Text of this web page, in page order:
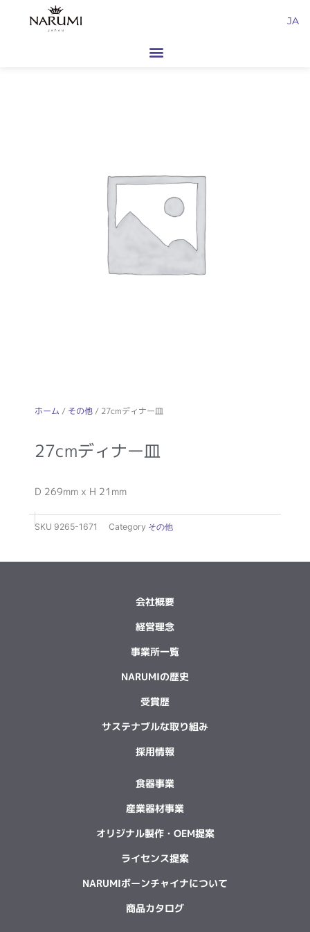
JA
ホーム / その他/ 27cmディナー皿
27cmディナー皿
D 269mm x H 21mm
SKU 9265-1671 Category その他
会社概要
経営理念
事業所一覧
NARUMIの歴史
受賞歴
サステナブルな取り組み
採用情報
食器事業
産業器材事業
オリジナル製作・OEM提案
ライセンス提案
NARUMIボーンチャイナについて
商品カタログ